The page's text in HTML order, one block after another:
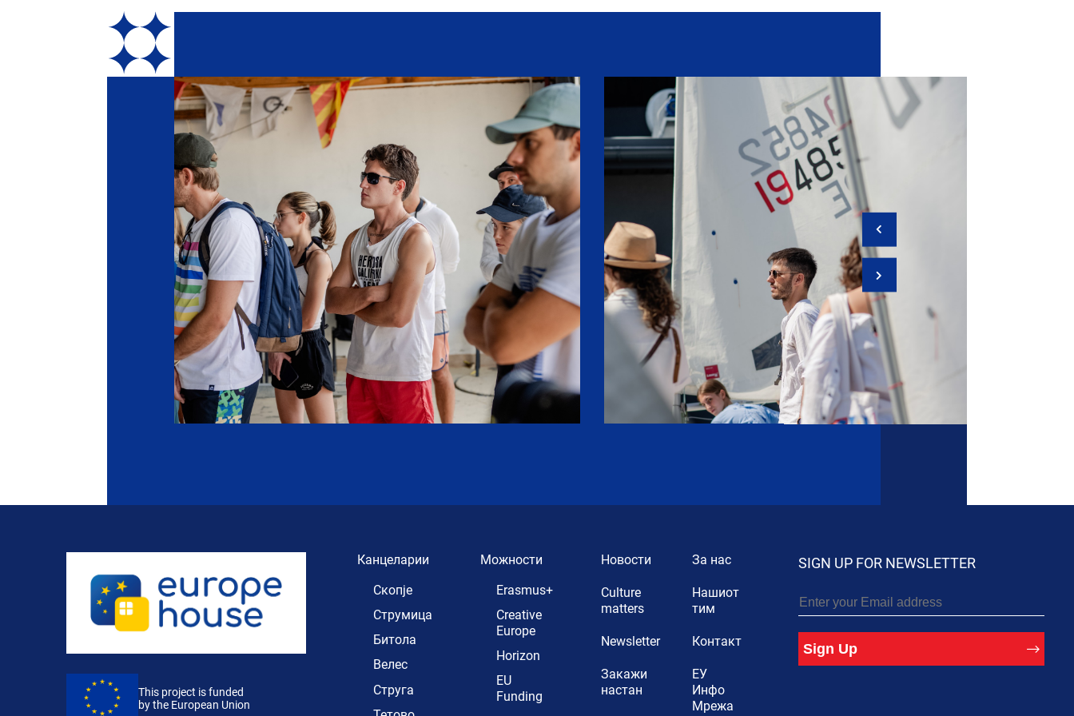
This project is funded
by the European Union
Канцеларии
Скопје
Струмица
Битола
Велес
Струга
Можности
Erasmus+
Creative
Europe
Horizon
EU
Funding
Новости
Culture
matters
Newsletter
Закажи
настан
За нас
Нашиот
тим
Контакт
ЕУ
Инфо
Мрежа
SIGN UP FOR NEWSLETTER
Sign Up